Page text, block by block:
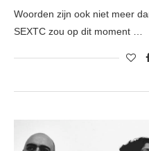
Woorden zijn ook niet meer
SEXTC zou op dit moment …